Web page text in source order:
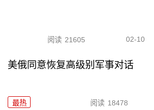
阅读 21605 02-10
美俄同意恢复高级别军事对话
最热 阅读 18478